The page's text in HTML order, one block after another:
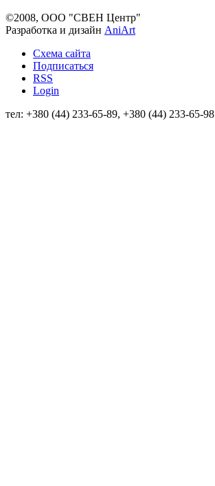
©2008, ООО "СВЕН Центр"
Разработка и дизайн AniArt
Схема сайта
Подписаться
RSS
Login
тел: +380 (44) 233-65-89, +380 (44) 233-65-98